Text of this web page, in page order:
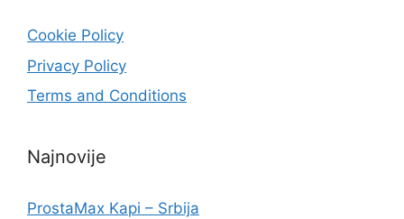
Cookie Policy
Privacy Policy
Terms and Conditions
Najnovije
ProstaMax Kapi – Srbija